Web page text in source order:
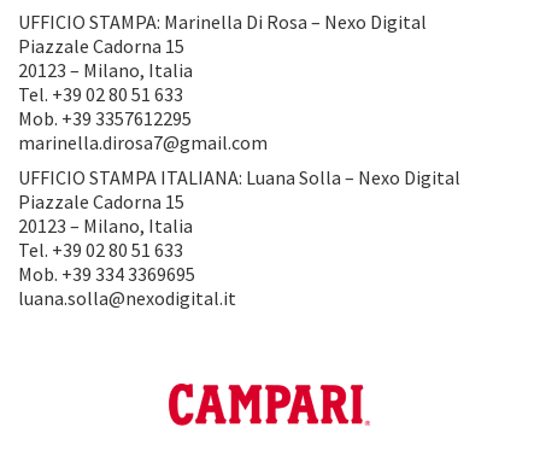
UFFICIO STAMPA: Marinella Di Rosa – Nexo Digital
Piazzale Cadorna 15
20123 – Milano, Italia
Tel. +39 02 80 51 633
Mob. +39 3357612295
marinella.dirosa7@gmail.com
UFFICIO STAMPA ITALIANA: Luana Solla – Nexo Digital
Piazzale Cadorna 15
20123 – Milano, Italia
Tel. +39 02 80 51 633
Mob. +39 334 3369695
luana.solla@nexodigital.it